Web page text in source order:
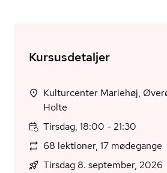
Kursusdetaljer
Kulturcenter Mariehøj,
Holte
Tirsdag, 18:00 - 21:30
68 lektioner, 17 mødegange
Tirsdag 8. september, 2026